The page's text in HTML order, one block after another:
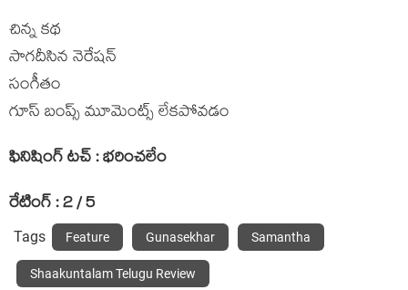
చిన్న కథ
సాగదీసిన నెరేషన్
సంగీతం
గూస్ బంప్స్ మూమెంట్స్ లేకపోవడం
ఫినిషింగ్ టచ్ : భరించలేం
రేటింగ్ : 2 / 5
Tags Feature Gunasekhar Samantha
Shaakuntalam Telugu Review